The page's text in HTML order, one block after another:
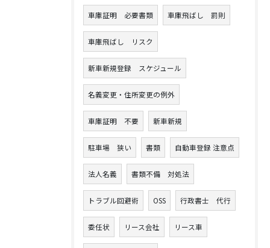
車庫証明 必要書類 車庫飛ばし 罰則
車庫飛ばし リスク
新車新規登録 スケジュール
名義変更・住所変更の例外
車庫証明 不要 新車新規
駐車場 狭い 書類 自動車登録 注意点
法人名義 書類不備 対処法
トラブル回避術 OSS 行政書士 代行
委任状 リース会社 リース車